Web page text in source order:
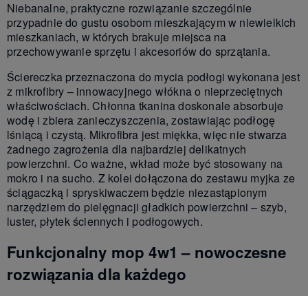
Niebanalne, praktyczne rozwiązanie szczególnie
przypadnie do gustu osobom mieszkającym w niewielkich
mieszkaniach, w których brakuje miejsca na
przechowywanie sprzętu i akcesoriów do sprzątania.
Ściereczka przeznaczona do mycia podłogi wykonana jest
z mikrofibry – innowacyjnego włókna o nieprzeciętnych
właściwościach. Chłonna tkanina doskonale absorbuje
wodę i zbiera zanieczyszczenia, zostawiając podłogę
lśniącą i czystą. Mikrofibra jest miękka, więc nie stwarza
żadnego zagrożenia dla najbardziej delikatnych
powierzchni. Co ważne, wkład może być stosowany na
mokro i na sucho. Z kolei dołączona do zestawu myjka ze
ściągaczką i spryskiwaczem będzie niezastąpionym
narzędziem do pielęgnacji gładkich powierzchni – szyb,
luster, płytek ściennych i podłogowych.
Funkcjonalny mop 4w1 – nowoczesne
rozwiązania dla każdego